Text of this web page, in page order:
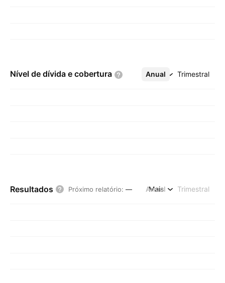
Nível de dívida e cobertura Anual Trimestral
Mais
Resultados Próximo relatório: — Anual Trimestral
Mais